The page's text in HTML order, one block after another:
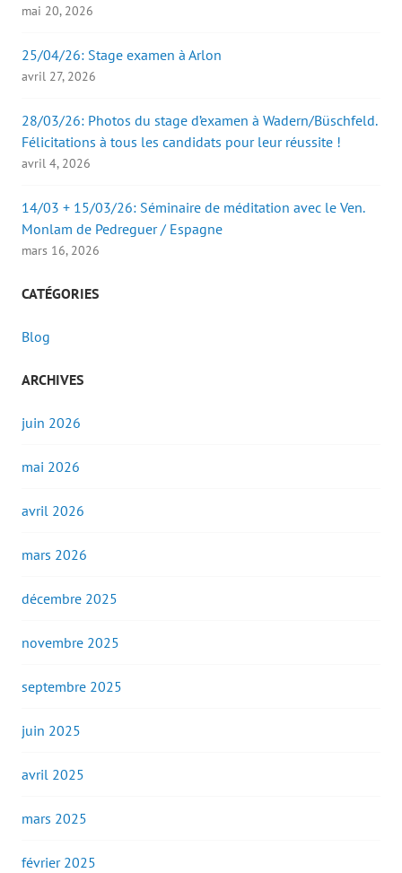
mai 20, 2026
25/04/26: Stage examen à Arlon
avril 27, 2026
28/03/26: Photos du stage d’examen à Wadern/Büschfeld.
Félicitations à tous les candidats pour leur réussite !
avril 4, 2026
14/03 + 15/03/26: Séminaire de méditation avec le Ven.
Monlam de Pedreguer / Espagne
mars 16, 2026
CATÉGORIES
Blog
ARCHIVES
juin 2026
mai 2026
avril 2026
mars 2026
décembre 2025
novembre 2025
septembre 2025
juin 2025
avril 2025
mars 2025
février 2025